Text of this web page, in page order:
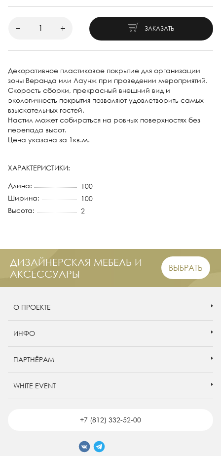
ЗАКАЗАТЬ
Декоративное пластиковое покрытие для организации
зоны Веранда или Лаунж при проведении мероприятий.
Скорость сборки, прекрасный внешний вид и
экологичность покрытия позволяют удовлетворить самых
взыскательных гостей.
Настил может собираться на ровных поверхностях без
перепада высот.
Цена указана за 1кв.м.
ХАРАКТЕРИСТИКИ:
Длина:
100
Ширина:
100
Высота:
2
ДИЗАЙНЕРСКАЯ МЕБЕЛЬ И
АКСЕССУАРЫ
ВЫБРАТЬ
О ПРОЕКТЕ
ИНФО
ПАРТНЁРАМ
WHITE EVENT
+7 (812) 332-52-00